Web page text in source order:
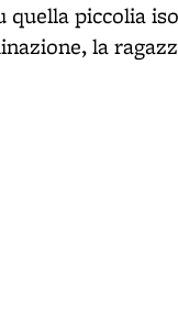
piccolia
la